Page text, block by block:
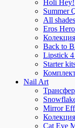
Holi Hey!
Summer
All
Eros
Back to
Lipstick
Starter
Nail Art
Mirror
Cat Eye